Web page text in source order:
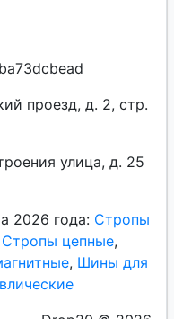
проезд, д. 2, стр.
улица, д. 25
2026 года: Стропы
Стропы цепные,
, Шины для